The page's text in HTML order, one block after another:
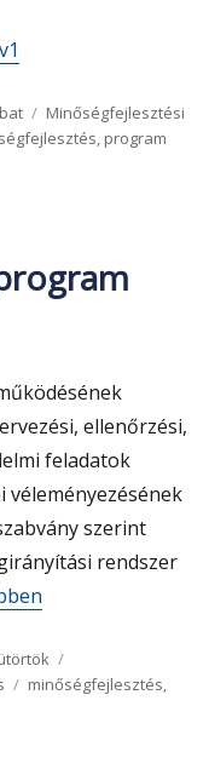
Kategória
Minőségfejlesztési
, program
ellenőrzési,
feladatok
szerint
rendszer
Címke
minőségfejlesztés,